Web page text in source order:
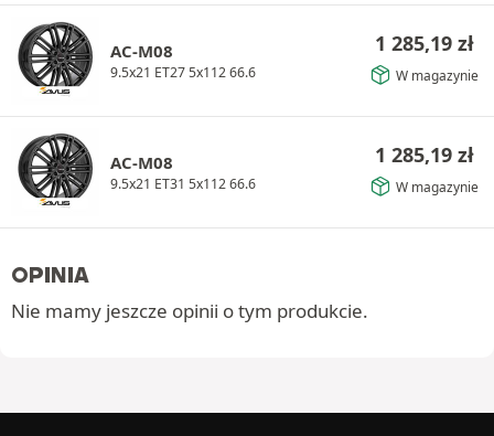
AC-M08
9.5x21 ET27 5x112 66.6
1 285,19 zł
W magazynie
AC-M08
9.5x21 ET31 5x112 66.6
1 285,19 zł
W magazynie
OPINIA
Nie mamy jeszcze opinii o tym produkcie.